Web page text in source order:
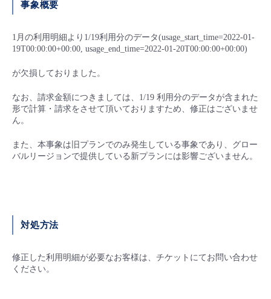
すべてのメニューを見る
管理機能
すべてのメニューを見る
モニタリング/監査
サポート
すべてのメニューを見る
- ユーザー機能の管理
- APIリファレンス
■ 基本構築ガイド
- Flexible InterConnect
- Flexible Remote Access
- IoT
- マルチクラウド利用
- リモートワーク
- ITインフラストラクチャー
- その他
メンテナンス予定
定期メンテナンス
協業パートナー
脱炭素化
事象概要
1月の利用明細より1/19利用分のデータ(usage_start_time=2022-01-
19T00:00:00+00:00, usage_end_time=2022-01-20T00:00:00+00:00)
が欠損しておりました。
なお、請求金額につきましては、1/19 利用分のデータが含まれた
形で計算・請求をさせて頂いておりますため、修正はございませ
ん。
また、本事象は旧プランでのみ発生している事象であり、グロー
バルリージョンで提供している新プランには影響ございません。
対処方法
修正した利用明細が必要なお客様は、チケットにてお問い合わせ
ください。